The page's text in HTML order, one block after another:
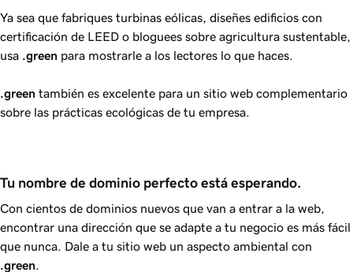
Ya sea que fabriques turbinas eólicas, diseñes edificios con
certificación de LEED o bloguees sobre agricultura sustentable,
usa .green para mostrarle a los lectores lo que haces.
.green también es excelente para un sitio web complementario
sobre las prácticas ecológicas de tu empresa.
Tu nombre de dominio perfecto está esperando.
Con cientos de dominios nuevos que van a entrar a la web,
encontrar una dirección que se adapte a tu negocio es más fácil
que nunca. Dale a tu sitio web un aspecto ambiental con
.green